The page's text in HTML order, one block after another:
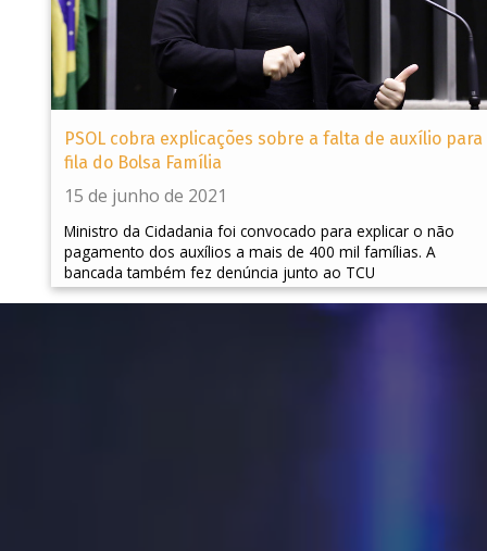
PSOL cobra explicações sobre a falta de auxílio para
fila do Bolsa Família
15 de junho de 2021
Ministro da Cidadania foi convocado para explicar o não
pagamento dos auxílios a mais de 400 mil famílias. A
bancada também fez denúncia junto ao TCU